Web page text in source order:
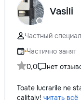
Vasili
Частный
Частично занят
0,0
нет
Toate lucrarile ne
calitaiv! читать всё